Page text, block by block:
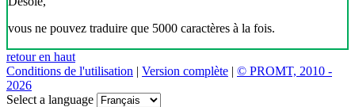
vous ne pouvez traduire que 5000 caractères à la fois.
retour en haut
Conditions de l'utilisation | Version complète | © PROMT, 2010 -
2026
Select a language